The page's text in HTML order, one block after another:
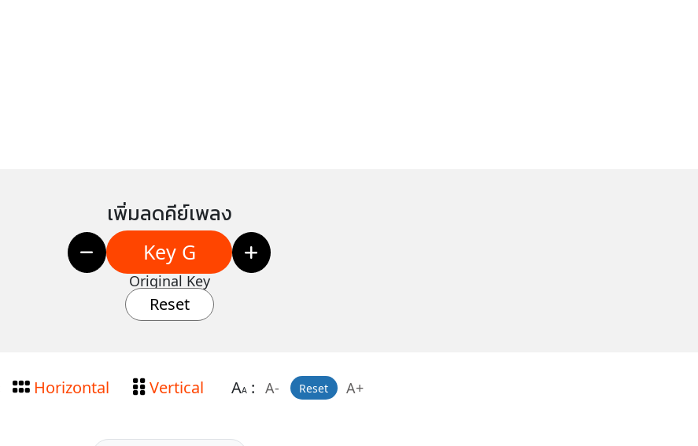
เพิ่มลดคีย์เพลง
Key G
Original Key
Reset
Horizontal Vertical AA: A- Reset A+